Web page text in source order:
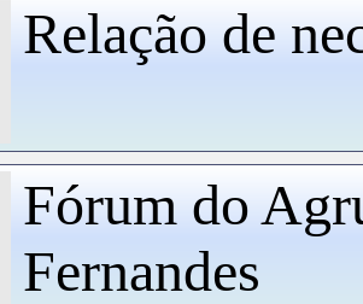
Relação de
Fórum do
Fernandes